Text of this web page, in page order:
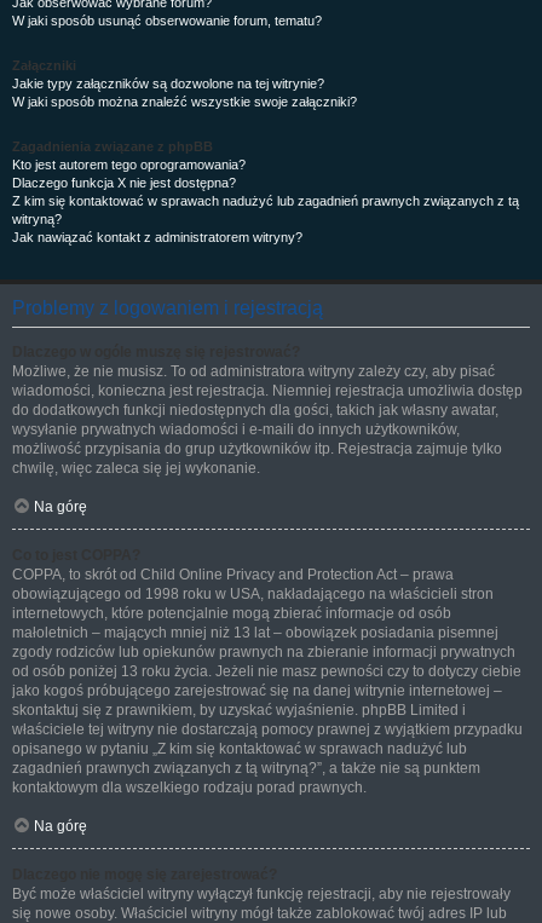
W jaki sposób usunąć obserwowanie forum, tematu?
Załączniki
Jakie typy załączników są dozwolone na tej witrynie?
W jaki sposób można znaleźć wszystkie swoje załączniki?
Zagadnienia związane z phpBB
Kto jest autorem tego oprogramowania?
Dlaczego funkcja X nie jest dostępna?
Z kim się kontaktować w sprawach nadużyć lub zagadnień prawnych związanych z tą
witryną?
Jak nawiązać kontakt z administratorem witryny?
Problemy z logowaniem i rejestracją
Możliwe, że nie musisz. To od administratora witryny zależy czy, aby pisać
wiadomości, konieczna jest rejestracja. Niemniej rejestracja umożliwia dostęp
do dodatkowych funkcji niedostępnych dla gości, takich jak własny awatar,
wysyłanie prywatnych wiadomości i e-maili do innych użytkowników,
możliwość przypisania do grup użytkowników itp. Rejestracja zajmuje tylko
chwilę, więc zaleca się jej wykonanie.
Na górę
COPPA, to skrót od Child Online Privacy and Protection Act – prawa
obowiązującego od 1998 roku w USA, nakładającego na właścicieli stron
internetowych, które potencjalnie mogą zbierać informacje od osób
małoletnich – mających mniej niż 13 lat – obowiązek posiadania pisemnej
zgody rodziców lub opiekunów prawnych na zbieranie informacji prywatnych
od osób poniżej 13 roku życia. Jeżeli nie masz pewności czy to dotyczy ciebie
jako kogoś próbującego zarejestrować się na danej witrynie internetowej –
skontaktuj się z prawnikiem, by uzyskać wyjaśnienie. phpBB Limited i
właściciele tej witryny nie dostarczają pomocy prawnej z wyjątkiem przypadku
opisanego w pytaniu „Z kim się kontaktować w sprawach nadużyć lub
zagadnień prawnych związanych z tą witryną?”, a także nie są punktem
kontaktowym dla wszelkiego rodzaju porad prawnych.
Na górę
Być może właściciel witryny wyłączył funkcję rejestracji, aby nie rejestrowały
się nowe osoby. Właściciel witryny mógł także zablokować twój adres IP lub